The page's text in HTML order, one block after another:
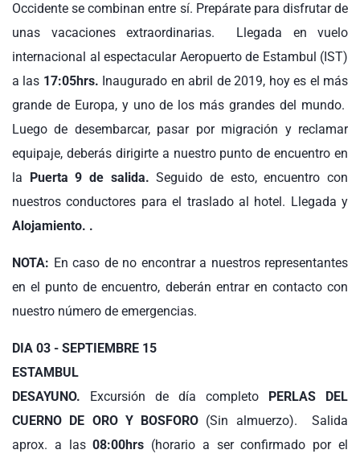
Occidente se combinan entre sí. Prepárate para disfrutar de
unas vacaciones extraordinarias. Llegada en vuelo
internacional al espectacular Aeropuerto de Estambul (IST)
a las 17:05hrs. Inaugurado en abril de 2019, hoy es el más
grande de Europa, y uno de los más grandes del mundo.
Luego de desembarcar, pasar por migración y reclamar
equipaje, deberás dirigirte a nuestro punto de encuentro en
la Puerta 9 de salida. Seguido de esto, encuentro con
nuestros conductores para el traslado al hotel. Llegada y
Alojamiento. .
NOTA: En caso de no encontrar a nuestros representantes
en el punto de encuentro, deberán entrar en contacto con
nuestro número de emergencias.
DIA 03 - SEPTIEMBRE 15
ESTAMBUL
DESAYUNO. Excursión de día completo PERLAS DEL
CUERNO DE ORO Y BOSFORO (Sin almuerzo). Salida
aprox. a las08:00hrs (horario a ser confirmado por el